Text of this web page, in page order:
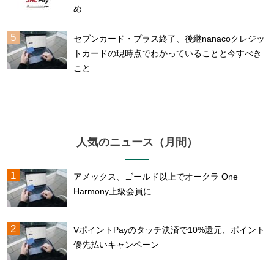
め
セブンカード・プラス終了、後継nanacoクレジッ
トカードの現時点でわかっていることと今すべき
こと
人気のニュース（月間）
アメックス、ゴールド以上でオークラ One
Harmony上級会員に
VポイントPayのタッチ決済で10%還元、ポイント
優先払いキャンペーン